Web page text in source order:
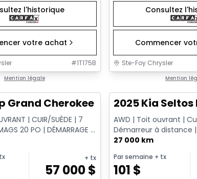
l'historique
votre achat
#1T175B
Mention légale
Consultez
Commencer
Ste-Foy Chrysler
Mention
Grand Cherokee L Altitude
| CUIR/SUÈDE | 7
20 PO | DÉMARRAGE À
+ tx
57 000$
Très bonne offre
2025 Kia Seltos
AWD | Toit ouvrant |
Démarreur à distance
chauffant
27 000 km
Par semaine + tx
101 $